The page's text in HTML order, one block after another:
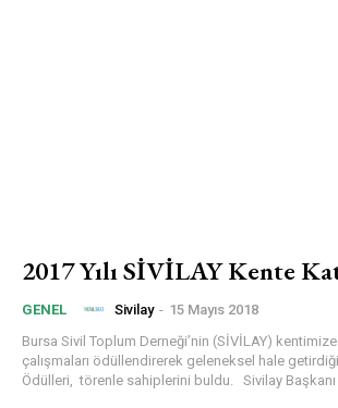
2017 Yılı SİVİLAY Kente
GENEL Sivilay - 15 Mayıs 2018
Bursa Sivil Toplum Derneği’nin (SİVİLAY)
çalışmaları ödüllendirerek geleneksel hale
Ödülleri, törenle sahiplerini